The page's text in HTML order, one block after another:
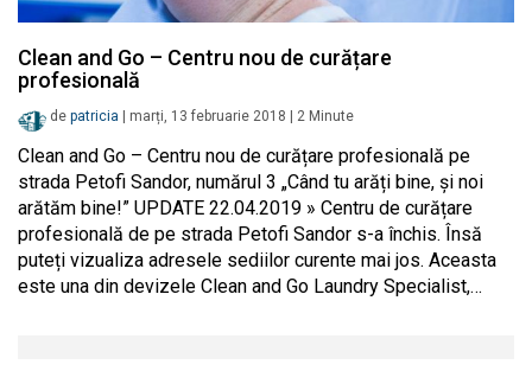
Clean and Go – Centru nou de curățare
profesională
de patricia marți, 13 februarie 2018 2 Minute
Clean and Go – Centru nou de curățare profesională pe
strada Petofi Sandor, numărul 3 „Când tu arăți bine, și noi
arătăm bine!” UPDATE 22.04.2019 » Centru de curățare
profesională de pe strada Petofi Sandor s-a închis. Însă
puteți vizualiza adresele sediilor curente mai jos. Aceasta
este una din devizele Clean and Go Laundry Specialist,…